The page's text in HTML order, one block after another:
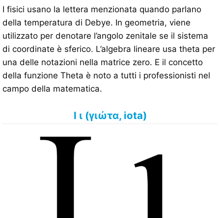
I fisici usano la lettera menzionata quando parlano
della temperatura di Debye. In geometria, viene
utilizzato per denotare l’angolo zenitale se il sistema
di coordinate è sferico. L’algebra lineare usa theta per
una delle notazioni nella matrice zero. E il concetto
della funzione Theta è noto a tutti i professionisti nel
campo della matematica.
Ι ι (γιώτα, iota)